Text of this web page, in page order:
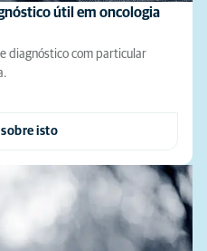
útil em oncologia
diagnóstico com particular
sobre isto